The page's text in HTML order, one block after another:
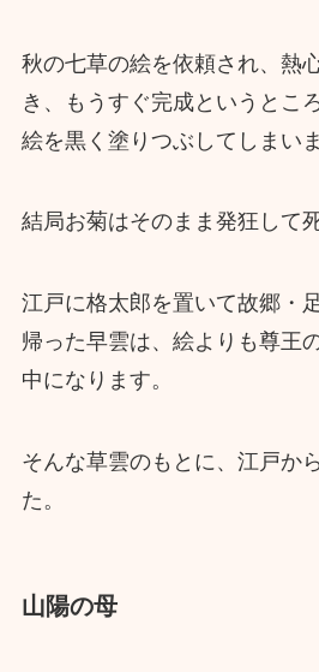
秋の七草の絵を依頼され、熱
き、もうすぐ完成というとこ
絵を黒く塗りつぶしてしまいま
結局お菊はそのまま発狂して
江戸に格太郎を置いて故郷・
帰った早雲は、絵よりも尊王
中になります。
そんな草雲のもとに、江戸か
た。
山陽の母